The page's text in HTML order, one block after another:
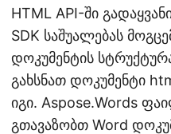
HTML API-ში
SDK საშუალებას
დოკუმენტის
გახსნათ დოკუმენტი
იგი. Aspose.Words
გთავაზობთ Word